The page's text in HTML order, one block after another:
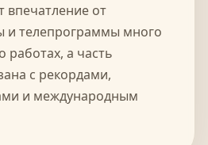
впечатление от
и телепрограммы много
работах, а часть
с рекордами,
и международным